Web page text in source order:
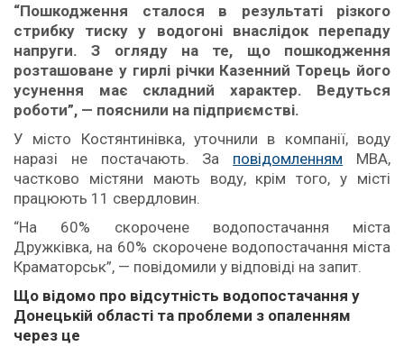
“Пошкодження сталося в результаті різкого
стрибку тиску у водогоні внаслідок перепаду
напруги. З огляду на те, що пошкодження
розташоване у гирлі річки Казенний Торець його
усунення має складний характер. Ведуться
роботи”, — пояснили на підприємстві.
У місто Костянтинівка, уточнили в компанії, воду
наразі не постачають. За повідомленням МВА,
частково містяни мають воду, крім того, у місті
працюють 11 свердловин.
“На 60% скорочене водопостачання міста
Дружківка, на 60% скорочене водопостачання міста
Краматорськ”, — повідомили у відповіді на запит.
Що відомо про відсутність водопостачання у
Донецькій області та проблеми з опаленням
через це